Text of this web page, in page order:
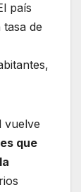
país
de
vuelve
que